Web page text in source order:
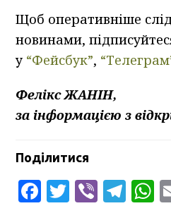
Щоб оперативніше
новинами,
у “Фейсбук”,
Фелікс ЖАНІН,
за інформацією з
Поділитися
Facebook
Twitter
Viber